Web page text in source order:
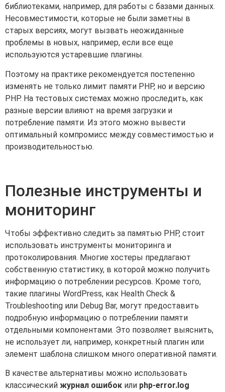
библиотеками, например, для работы с базами данных.
Несовместимости, которые не были заметны в
старых версиях, могут вызвать неожиданные
проблемы в новых, например, если все еще
используются устаревшие плагины.
Поэтому на практике рекомендуется постепенно
изменять не только лимит памяти PHP, но и версию
PHP. На тестовых системах можно проследить, как
разные версии влияют на время загрузки и
потребление памяти. Из этого можно вывести
оптимальный компромисс между совместимостью и
производительностью.
Полезные инструменты и
мониторинг
Чтобы эффективно следить за памятью PHP, стоит
использовать инструменты мониторинга и
протоколирования. Многие хостеры предлагают
собственную статистику, в которой можно получить
информацию о потреблении ресурсов. Кроме того,
такие плагины WordPress, как Health Check &
Troubleshooting или Debug Bar, могут предоставить
подробную информацию о потреблении памяти
отдельными компонентами. Это позволяет выяснить,
не использует ли, например, конкретный плагин или
элемент шаблона слишком много оперативной памяти.
В качестве альтернативы можно использовать
классический журнал ошибок или php-error.log